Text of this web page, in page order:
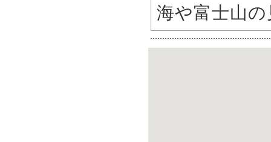
海や富士山